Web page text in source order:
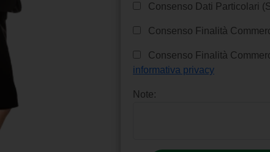
Consenso Dati Particolari
Consenso Finalità
Consenso Finalità
informativa privacy
Note: